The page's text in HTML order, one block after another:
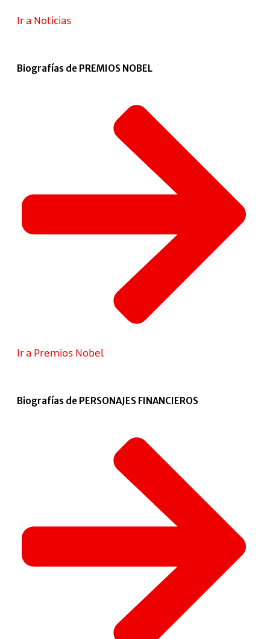
Ir a Noticias
Biografías de PREMIOS NOBEL
Ir a Premios Nobel
Biografías de PERSONAJES FINANCIEROS